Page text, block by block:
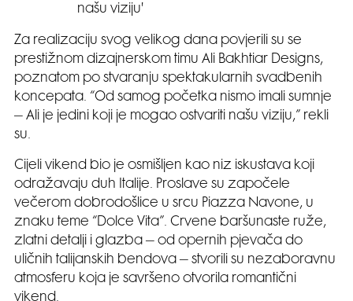
našu viziju'
Za realizaciju svog velikog dana povjerili su se
prestižnom dizajnerskom timu Ali Bakhtiar Designs,
poznatom po stvaranju spektakularnih svadbenih
koncepata. “Od samog početka nismo imali sumnje
– Ali je jedini koji je mogao ostvariti našu viziju,” rekli
su.
Cijeli vikend bio je osmišljen kao niz iskustava koji
odražavaju duh Italije. Proslave su započele
večerom dobrodošlice u srcu Piazza Navone, u
znaku teme “Dolce Vita”. Crvene baršunaste ruže,
zlatni detalji i glazba – od opernih pjevača do
uličnih talijanskih bendova – stvorili su nezaboravnu
atmosferu koja je savršeno otvorila romantični
vikend.